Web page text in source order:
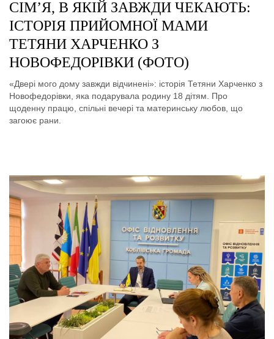
СІМ’Я, В ЯКІЙ ЗАВЖДИ ЧЕКАЮТЬ:
ІСТОРІЯ ПРИЙОМНОЇ МАМИ
ТЕТЯНИ ХАРЧЕНКО З
НОВОФЕДОРІВКИ (ФОТО)
«Двері мого дому завжди відчинені»: історія Тетяни Харченко з
Новофедорівки, яка подарувала родину 18 дітям. Про
щоденну працю, спільні вечері та материнську любов, що
загоює рани.